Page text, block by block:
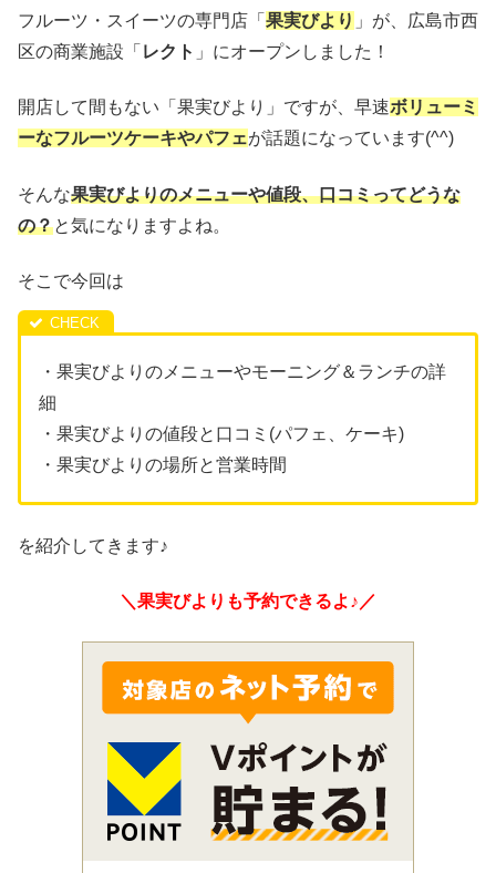
フルーツ・スイーツの専門店「 果実びより 」が、広島市西
区の商業施設「 レクト 」にオープンしました！
開店して間もない「果実びより」ですが、早速ボリューミ
ーなフルーツケーキやパフェが話題になっています(^^)
そんな果実びよりのメニューや値段、口コミってどうな
の？と気になりますよね。
そこで今回は
・果実びよりのメニューやモーニング＆ランチの詳
細
・果実びよりの値段と口コミ(パフェ、ケーキ)
・果実びよりの場所と営業時間
を紹介してきます♪
＼果実びよりも予約できるよ♪／